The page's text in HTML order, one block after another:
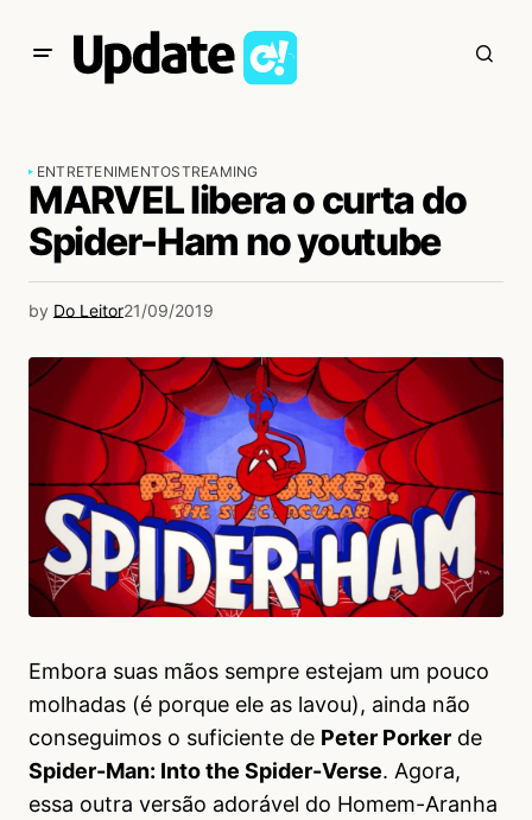
ENTRETENIMENTOSTREAMING
MARVEL libera o curta do
Spider-Ham no youtube
by Do Leitor21/09/2019
Embora suas mãos sempre estejam um pouco
molhadas (é porque ele as lavou), ainda não
conseguimos o suficiente de Peter Porker de
Spider-Man: Into the Spider-Verse. Agora,
essa outra versão adorável do Homem-Aranha